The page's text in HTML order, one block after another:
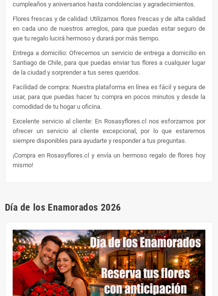
cumpleaños y aniversarios hasta condolencias y agradecimientos.
Flores frescas y de calidad: Utilizamos flores frescas y de alta calidad
en cada uno de nuestros arreglos, para que puedas estar seguro de
que tu regalo lucirá hermoso y durará por más tiempo.
Entrega a domicilio: Ofrecemos un servicio de entrega a domicilio en
Santiago de Chile, para que puedas enviar tus flores a cualquier lugar
de la ciudad y sorprender a tus seres queridos.
Facilidad de compra: Nuestra plataforma en línea es fácil y segura de
usar, para que puedas hacer tu compra en pocos minutos y desde la
comodidad de tu hogar u oficina.
Excelente servicio al cliente: En Rosasyflores.cl nos esforzamos por
ofrecer un servicio al cliente excepcional, por lo que estaremos
siempre disponibles para ayudarte y responder a tus preguntas.
¡Compra en Rosasyflores.cl y envía un hermoso regalo de flores hoy
mismo!
Día de los Enamorados 2026